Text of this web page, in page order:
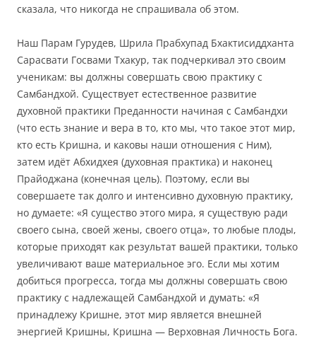
сказала, что никогда не спрашивала об этом.
Наш Парам Гурудев, Шрила Прабхупад Бхактисиддханта
Сарасвати Госвами Тхакур, так подчеркивал это своим
ученикам: вы должны совершать свою практику с
Самбандхой. Существует естественное развитие
духовной практики Преданности начиная с Самбандхи
(что есть знание и вера в то, кто мы, что такое этот мир,
кто есть Кришна, и каковы наши отношения с Ним),
затем идёт Абхидхея (духовная практика) и наконец
Прайоджана (конечная цель). Поэтому, если вы
совершаете так долго и интенсивно духовную практику,
но думаете: «Я существо этого мира, я существую ради
своего сына, своей жены, своего отца», то любые плоды,
которые приходят как результат вашей практики, только
увеличивают ваше материальное эго. Если мы хотим
добиться прогресса, тогда мы должны совершать свою
практику с надлежащей Самбандхой и думать: «Я
принадлежу Кришне, этот мир является внешней
энергией Кришны, Кришна — Верховная Личность Бога.